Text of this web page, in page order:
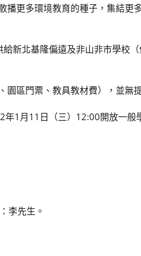
播更多環境教育的種子，集結更
新北基隆偏遠及非山非市學校（
區門票、教具教材費），並無
1月11日（三）12:00開放一般
李先生。